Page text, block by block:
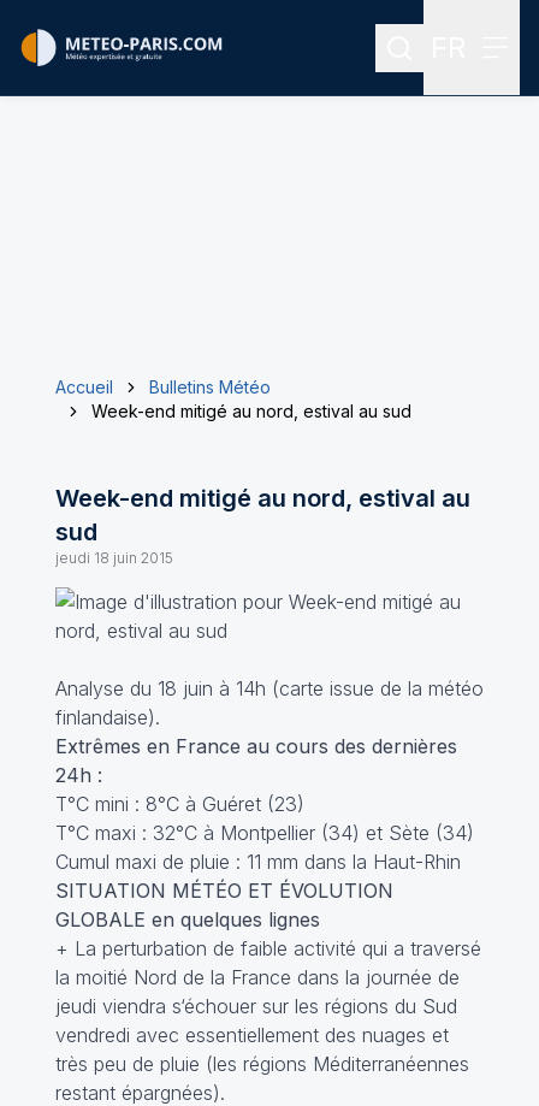
Rechercher
Accueil
Bulletins Météo
Week-end mitigé au nord, estival au sud
Week-end mitigé au nord, estival au
sud
jeudi 18 juin 2015
Analyse du 18 juin à 14h (carte issue de la météo
finlandaise).
Extrêmes en France au cours des dernières
24h :
T°C mini : 8°C à Guéret (23)
T°C maxi : 32°C à Montpellier (34) et Sète (34)
Cumul maxi de pluie : 11 mm dans la Haut-Rhin
SITUATION MÉTÉO ET ÉVOLUTION
GLOBALE en quelques lignes
+ La perturbation de faible activité qui a traversé
la moitié Nord de la France dans la journée de
jeudi viendra s‘échouer sur les régions du Sud
vendredi avec essentiellement des nuages et
très peu de pluie (les régions Méditerranéennes
restant épargnées).